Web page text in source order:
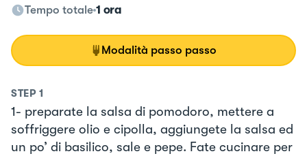
Tempo totale 1 ora
Modalità passo passo
STEP 1
1- preparate la salsa di pomodoro, mettere a
soffriggere olio e cipolla, aggiungete la salsa ed
un po’ di basilico, sale e pepe. Fate cucinare per